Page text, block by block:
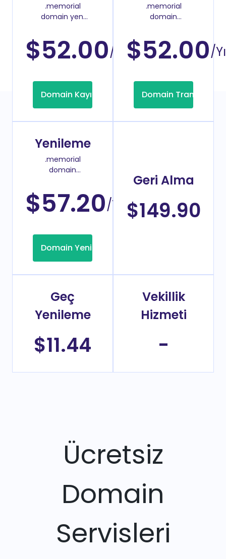
.memorial
domain yeni
$52.00/Yıl
Domain Kayıt
.memorial
domain
$52.00/
Domain Transfer
Yenileme
.memorial
domain
$57.20/Yıl
Domain Yenileme
Geri Alma
$149.90
Geç
Yenileme
$11.44
Vekillik
Hizmeti
-
Ücretsiz
Domain
Servisleri